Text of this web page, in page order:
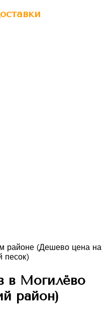
в Могилёво
район)